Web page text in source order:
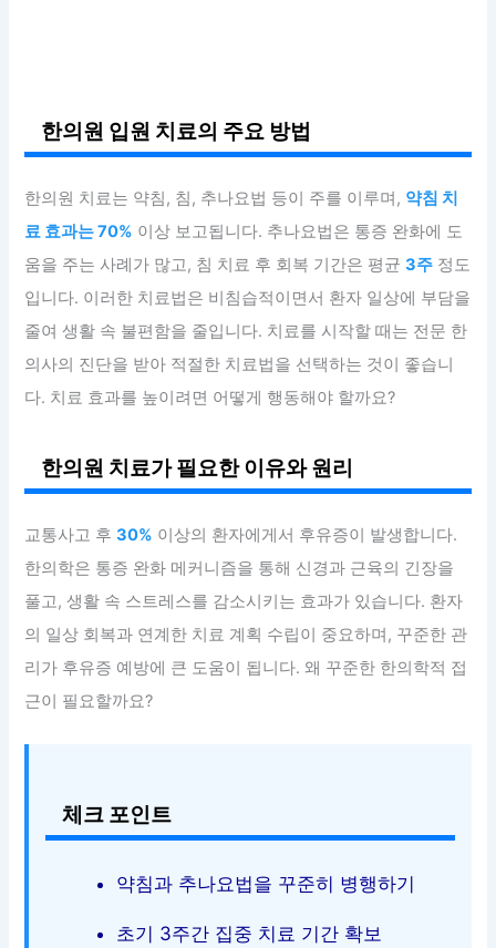
한의원 입원 치료의 주요 방법
한의원 치료는 약침, 침, 추나요법 등이 주를 이루며, 약침 치
료 효과는 70% 이상 보고됩니다. 추나요법은 통증 완화에 도
움을 주는 사례가 많고, 침 치료 후 회복 기간은 평균3주 정도
입니다. 이러한 치료법은 비침습적이면서 환자 일상에 부담을
줄여 생활 속 불편함을 줄입니다. 치료를 시작할 때는 전문 한
의사의 진단을 받아 적절한 치료법을 선택하는 것이 좋습니
다. 치료 효과를 높이려면 어떻게 행동해야 할까요?
한의원 치료가 필요한 이유와 원리
교통사고 후30% 이상의 환자에게서 후유증이 발생합니다.
한의학은 통증 완화 메커니즘을 통해 신경과 근육의 긴장을
풀고, 생활 속 스트레스를 감소시키는 효과가 있습니다. 환자
의 일상 회복과 연계한 치료 계획 수립이 중요하며, 꾸준한 관
리가 후유증 예방에 큰 도움이 됩니다. 왜 꾸준한 한의학적 접
근이 필요할까요?
체크 포인트
약침과 추나요법을 꾸준히 병행하기
초기 3주간 집중 치료 기간 확보